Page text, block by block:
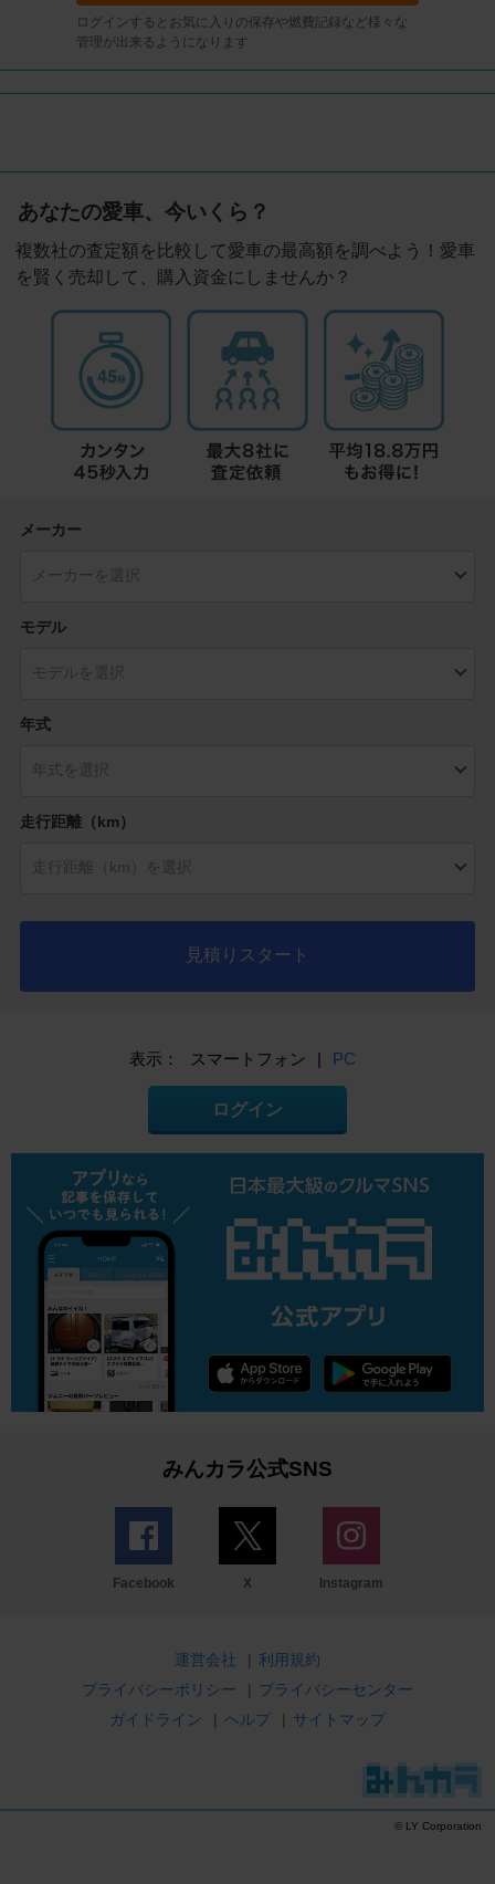
ログインするとお気に入りの保存や燃費記録など様々な
管理が出来るようになります
あなたの愛車、今いくら？
複数社の査定額を比較して愛車の最高額を調べよう！愛車
を賢く売却して、購入資金にしませんか？
メーカー
モデル
年式
走行距離（km）
見積りスタート
表示： スマートフォン | PC
ログイン
みんカラ公式SNS
Facebook X Instagram
運営会社 | 利用規約
プライバシーポリシー
| プライバシーセンター
ガイドライン
| ヘルプ | サイトマップ
© LY Corporation